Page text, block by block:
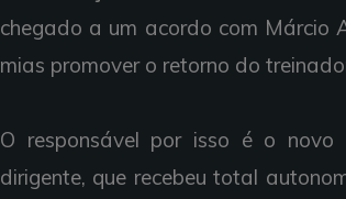
chegado a um acordo com Márcio
mias promover o retorno do
O responsável por isso é o
dirigente, que recebeu total